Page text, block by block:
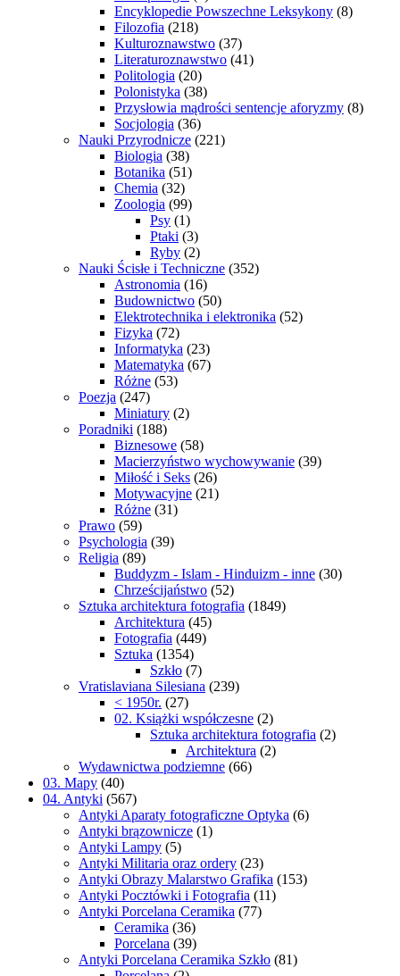
Encyklopedie Powszechne Leksykony (8)
Filozofia (218)
Kulturoznawstwo (37)
Literaturoznawstwo (41)
Politologia (20)
Polonistyka (38)
Przysłowia mądrości sentencje aforyzmy (8)
Socjologia (36)
Nauki Przyrodnicze (221)
Biologia (38)
Botanika (51)
Chemia (32)
Zoologia (99)
Psy (1)
Ptaki (3)
Ryby (2)
Nauki Ścisłe i Techniczne (352)
Astronomia (16)
Budownictwo (50)
Elektrotechnika i elektronika (52)
Fizyka (72)
Informatyka (23)
Matematyka (67)
Różne (53)
Poezja (247)
Miniatury (2)
Poradniki (188)
Biznesowe (58)
Macierzyństwo wychowywanie (39)
Miłość i Seks (26)
Motywacyjne (21)
Różne (31)
Prawo (59)
Psychologia (39)
Religia (89)
Buddyzm - Islam - Hinduizm - inne (30)
Chrześcijaństwo (52)
Sztuka architektura fotografia (1849)
Architektura (45)
Fotografia (449)
Sztuka (1354)
Szkło (7)
Vratislaviana Silesiana (239)
< 1950r. (27)
02. Książki współczesne (2)
Sztuka architektura fotografia (2)
Architektura (2)
Wydawnictwa podziemne (66)
03. Mapy (40)
04. Antyki (567)
Antyki Aparaty fotograficzne Optyka (6)
Antyki brązownicze (1)
Antyki Lampy (5)
Antyki Militaria oraz ordery (23)
Antyki Obrazy Malarstwo Grafika (153)
Antyki Pocztówki i Fotografia (11)
Antyki Porcelana Ceramika (77)
Ceramika (36)
Porcelana (39)
Antyki Porcelana Ceramika Szkło (81)